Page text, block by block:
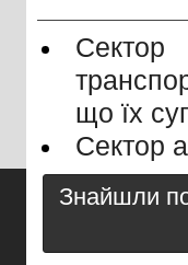
що їх
Сектор
Знайшли